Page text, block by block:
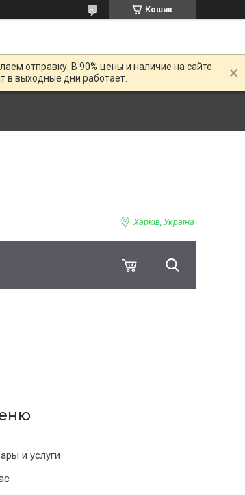
Кошик
отправку. В 90% цены и наличие на сайте
в выходные дни работает.
Харків, Україна
и услуги